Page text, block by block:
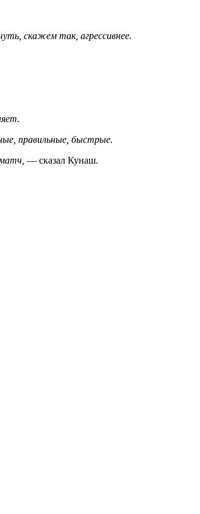
скажем так, агрессивнее.
правильные, быстрые.
— сказал Кунаш.